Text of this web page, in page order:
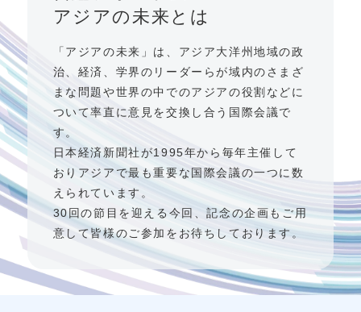
アジアの未来とは
「アジアの未来」は、アジア大洋州地域の政
治、経済、学界のリーダーらが域内のさまざ
まな問題や世界の中でのアジアの役割などに
ついて率直に意見を交換し合う国際会議で
す。
日本経済新聞社が1995年から毎年主催して
おりアジアで最も重要な国際会議の一つに数
えられています。
30回の節目を迎える今回、記念の企画もご用
意して皆様のご参加をお待ちしております。